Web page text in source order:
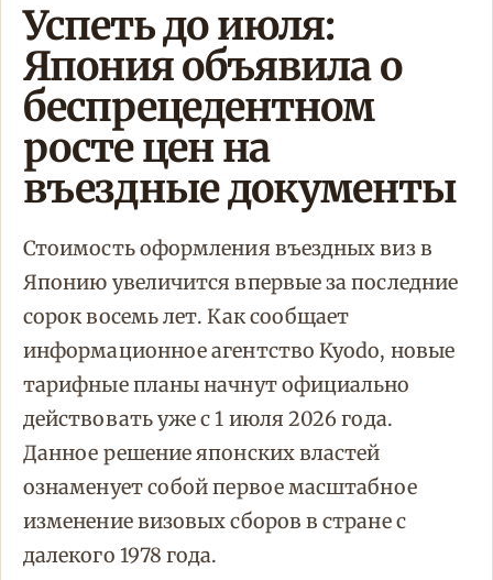
Успеть до июля:
Япония объявила о
беспрецедентном
росте цен на
въездные документы
Стоимость оформления въездных виз в
Японию увеличится впервые за последние
сорок восемь лет. Как сообщает
информационное агентство Kyodo, новые
тарифные планы начнут официально
действовать уже с 1 июля 2026 года.
Данное решение японских властей
ознаменует собой первое масштабное
изменение визовых сборов в стране с
далекого 1978 года.